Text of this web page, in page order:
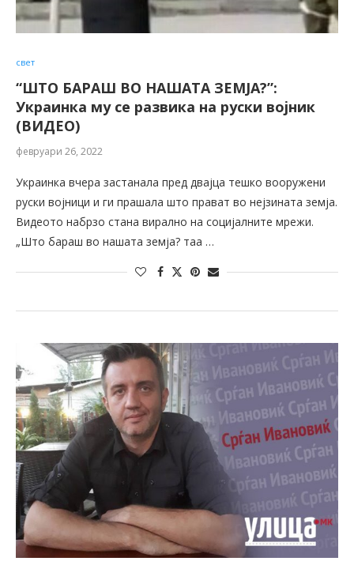
свет
“ШТО БАРАШ ВО НАШАТА ЗЕМЈА?”:
Украинка му се развика на руски војник
(ВИДЕО)
февруари 26, 2022
Украинка вчера застанала пред двајца тешко вооружени
руски војници и ги прашала што прават во нејзината земја.
Видеото набрзо стана вирално на социјалните мрежи.
„Што бараш во нашата земја? таа …